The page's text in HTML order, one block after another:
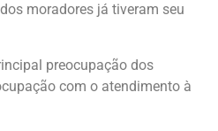
moradores já tiveram seu
preocupação dos
com o atendimento à